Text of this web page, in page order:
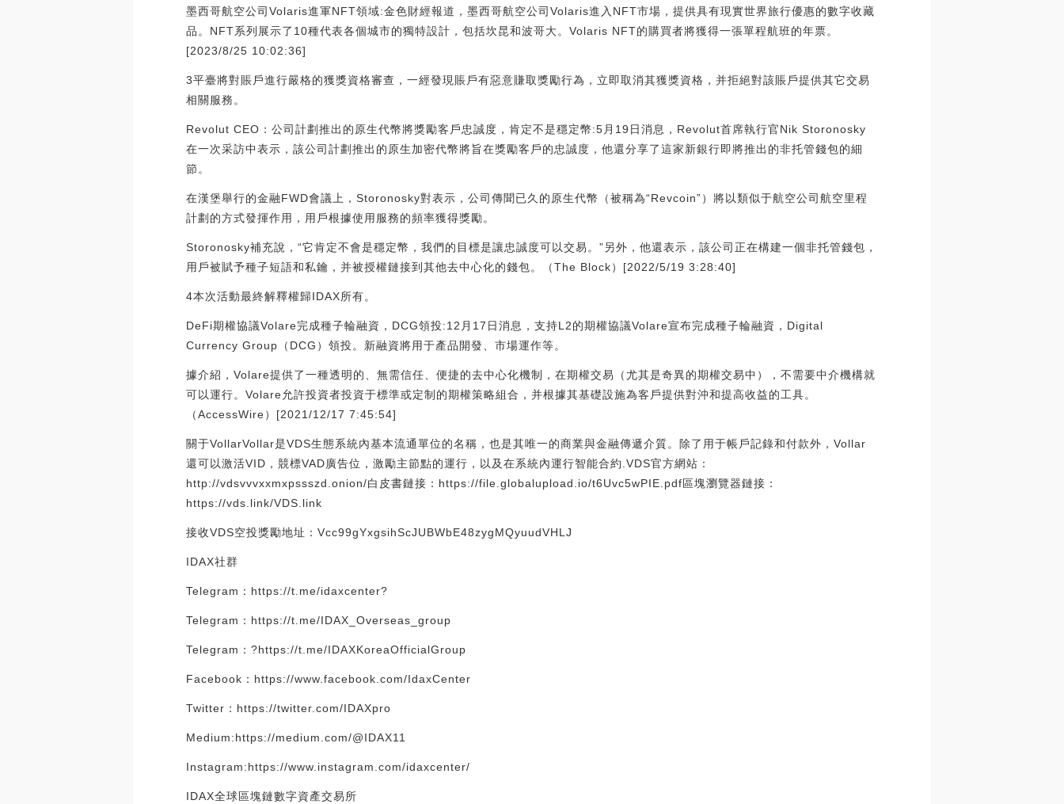
墨西哥航空公司Volaris進軍NFT領域:金色財經報道，墨西哥航空公司Volaris進入NFT市場，提供具有現實世界旅行優惠的數字收藏
品。NFT系列展示了10種代表各個城市的獨特設計，包括坎昆和波哥大。Volaris NFT的購買者將獲得一張單程航班的年票。
[2023/8/25 10:02:36]
3平臺將對賬戶進行嚴格的獲獎資格審查，一經發現賬戶有惡意賺取獎勵行為，立即取消其獲獎資格，并拒絕對該賬戶提供其它交易
相關服務。
Revolut CEO：公司計劃推出的原生代幣將獎勵客戶忠誠度，肯定不是穩定幣:5月19日消息，Revolut首席執行官Nik Storonosky
在一次采訪中表示，該公司計劃推出的原生加密代幣將旨在獎勵客戶的忠誠度，他還分享了這家新銀行即將推出的非托管錢包的細
節。
在漢堡舉行的金融FWD會議上，Storonosky對表示，公司傳聞已久的原生代幣（被稱為“Revcoin”）將以類似于航空公司航空里程
計劃的方式發揮作用，用戶根據使用服務的頻率獲得獎勵。
Storonosky補充說，“它肯定不會是穩定幣，我們的目標是讓忠誠度可以交易。”另外，他還表示，該公司正在構建一個非托管錢包，
用戶被賦予種子短語和私鑰，并被授權鏈接到其他去中心化的錢包。（The Block）[2022/5/19 3:28:40]
4本次活動最終解釋權歸IDAX所有。
DeFi期權協議Volare完成種子輪融資，DCG領投:12月17日消息，支持L2的期權協議Volare宣布完成種子輪融資，Digital
Currency Group（DCG）領投。新融資將用于產品開發、市場運作等。
據介紹，Volare提供了一種透明的、無需信任、便捷的去中心化機制，在期權交易（尤其是奇異的期權交易中），不需要中介機構就
可以運行。Volare允許投資者投資于標準或定制的期權策略組合，并根據其基礎設施為客戶提供對沖和提高收益的工具。
（AccessWire）[2021/12/17 7:45:54]
關于VollarVollar是VDS生態系統內基本流通單位的名稱，也是其唯一的商業與金融傳遞介質。除了用于帳戶記錄和付款外，Vollar
還可以激活VID，競標VAD廣告位，激勵主節點的運行，以及在系統內運行智能合約.VDS官方網站：
http://vdsvvvxxmxpssszd.onion/白皮書鏈接：https://file.globalupload.io/t6Uvc5wPIE.pdf區塊瀏覽器鏈接：
https://vds.link/VDS.link
接收VDS空投獎勵地址：Vcc99gYxgsihScJUBWbE48zygMQyuudVHLJ
IDAX社群
Telegram：https://t.me/idaxcenter?
Telegram：https://t.me/IDAX_Overseas_group
Telegram：?https://t.me/IDAXKoreaOfficialGroup
Facebook：https://www.facebook.com/IdaxCenter
Twitter：https://twitter.com/IDAXpro
Medium:https://medium.com/@IDAX11
Instagram:https://www.instagram.com/idaxcenter/
IDAX全球區塊鏈數字資產交易所